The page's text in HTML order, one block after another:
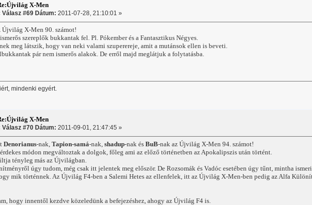
X-Men
Válasz #69 Dátum: 2011-07-28, 21:10:01 »
Újvilág X-Men 90. számot!
szereplők bukkantak fel. Pl. Pókember és a Fantasztikus Négyes.
meg látszik, hogy van neki valami szuperereje, amit a mutánsok ellen is beveti.
pár nem ismerős alakok. De erről majd meglátjuk a folytatásba.
mindenki egyért.
X-Men
Válasz #70 Dátum: 2011-09-01, 21:47:45 »
Denorianus-nak, Tapion-samá-nak, shadup-nak és BuB-nak az Újvilág X-Men 94. számot!
módon megváltoztak a dolgok, főleg ami az előző történetben az Apokalipszis után történt.
tényleg más az Újvilágban.
úgy tudom, még csak itt jelentek meg először. De Rozsomák és Vadóc esetében úgy tűnt, mintha
mik történnek. Az Újvilág F4-ben a Salemi Hetes az ellenfelek, itt az Újvilág X-Men-ben pedig az Alfa
hogy innentől kezdve közeledünk a befejezéshez, ahogy az Újvilág F4 is.